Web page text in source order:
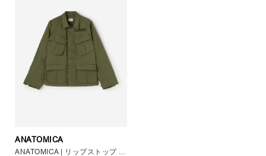
ANATOMICA